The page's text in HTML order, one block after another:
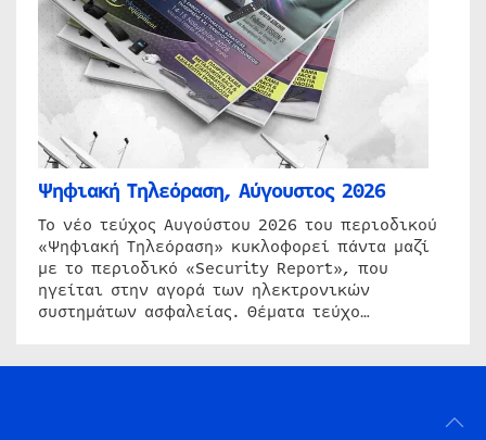
Ψηφιακή Τηλεόραση, Αύγουστος 2026
Το νέο τεύχος Αυγούστου 2026 του περιοδικού
«Ψηφιακή Τηλεόραση» κυκλοφορεί πάντα μαζί
με το περιοδικό «Security Report», που
ηγείται στην αγορά των ηλεκτρονικών
συστημάτων ασφαλείας. Θέματα τεύχο…